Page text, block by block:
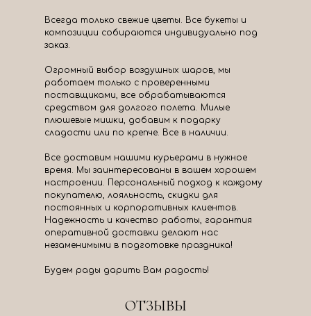
Всегда только свежие цветы. Все букеты и
композиции собираются индивидуально под
заказ.
Огромный выбор воздушных шаров, мы
работаем только с проверенными
поставщиками, все обрабатываются
средством для долгого полета. Милые
плюшевые мишки, добавим к подарку
сладости или по крепче. Все в наличии.
Все доставим нашими курьерами в нужное
время. Мы заинтересованы в вашем хорошем
настроении. Персональный подход к каждому
покупателю, лояльность, скидки для
постоянных и корпоративных клиентов.
Надежность и качество работы, гарантия
оперативной доставки делают нас
незаменимыми в подготовке праздника!
Будем рады дарить Вам радость!
ОТЗЫВЫ